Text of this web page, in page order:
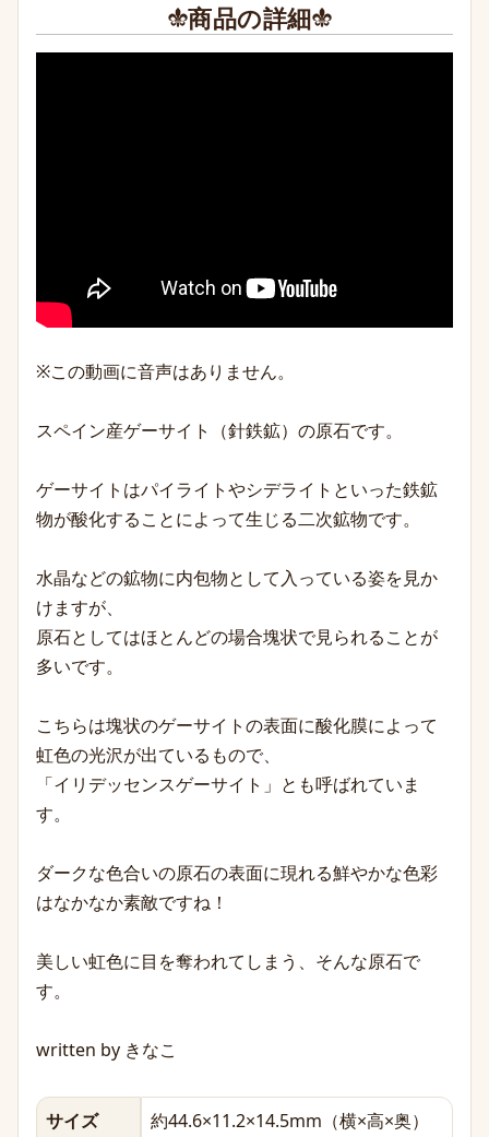
商品の詳細
※この動画に音声はありません。
スペイン産ゲーサイト（針鉄鉱）の原石です。
ゲーサイトはパイライトやシデライトといった鉄鉱
物が酸化することによって生じる二次鉱物です。
水晶などの鉱物に内包物として入っている姿を見か
けますが、
原石としてはほとんどの場合塊状で見られることが
多いです。
こちらは塊状のゲーサイトの表面に酸化膜によって
虹色の光沢が出ているもので、
「イリデッセンスゲーサイト」とも呼ばれていま
す。
ダークな色合いの原石の表面に現れる鮮やかな色彩
はなかなか素敵ですね！
美しい虹色に目を奪われてしまう、そんな原石で
す。
written by きなこ
サイズ
約44.6×11.2×14.5mm（横×高×奥）